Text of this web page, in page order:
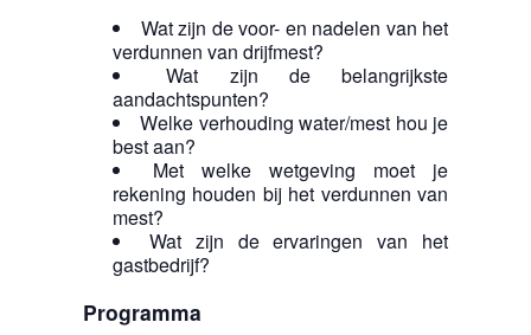
Wat zijn de voor- en nadelen van het
verdunnen van drijfmest?
Wat zijn de belangrijkste
aandachtspunten?
Welke verhouding water/mest hou je
best aan?
Met welke wetgeving moet je
rekening houden bij het verdunnen van
mest?
Wat zijn de ervaringen van het
gastbedrijf?
Programma